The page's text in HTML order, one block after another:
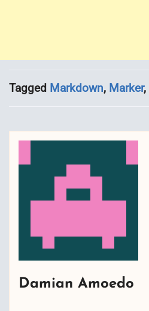
Tagged Markdown, Marker,
Damian Amoedo